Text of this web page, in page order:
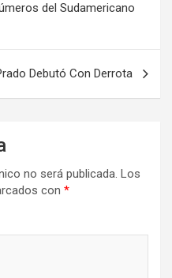
del Sudamericano
Debutó Con Derrota
no será publicada. Los
con *